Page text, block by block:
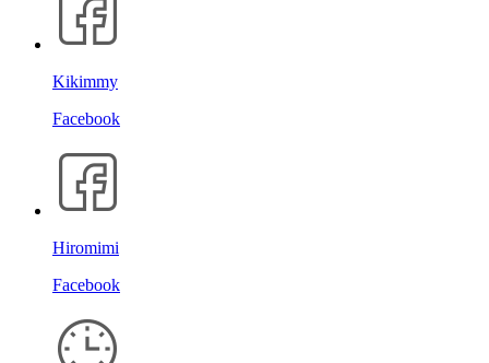
Kikimmy
Facebook
Hiromimi
Facebook